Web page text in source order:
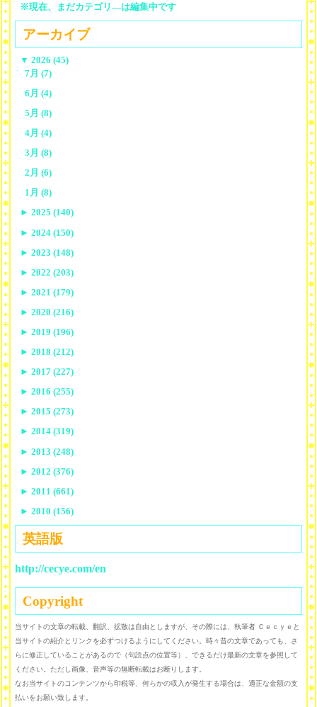
※現在、まだカテゴリ—は編集中です
アーカイブ
▼ 2026 (45)
7月 (7)
6月 (4)
5月 (8)
4月 (4)
3月 (8)
2月 (6)
1月 (8)
► 2025 (140)
► 2024 (150)
► 2023 (148)
► 2022 (203)
► 2021 (179)
► 2020 (216)
► 2019 (196)
► 2018 (212)
► 2017 (227)
► 2016 (255)
► 2015 (273)
► 2014 (319)
► 2013 (248)
► 2012 (376)
► 2011 (661)
► 2010 (156)
英語版
http://cecye.com/en
Copyright
当サイトの文章の転載、翻訳、拡散は自由としますが、その際には、執筆者 Ｃｅｃｙｅと
当サイトの紹介とリンクを必ずつけるようにしてください。時々昔の文章であっても、さ
らに修正していることがあるので（句読点の位置等）、できるだけ最新の文章を参照して
ください。ただし画像、音声等の無断転載はお断りします。
なお当サイトのコンテンツから印税等、何らかの収入が発生する場合は、適正な金額の支
払いをお願い致します。